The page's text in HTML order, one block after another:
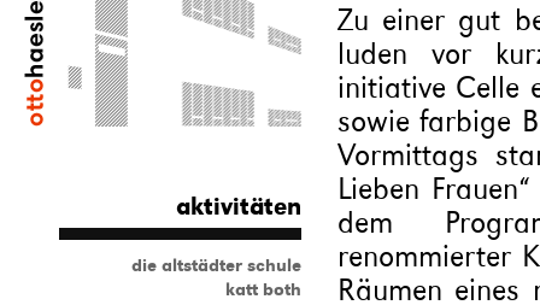
aktivitäten
die altstädter schule
katt both
Zu einer gut
luden vor
initiative Celle
sowie farbige
Vormittags
Lieben
dem
renommierter
Räumen eines